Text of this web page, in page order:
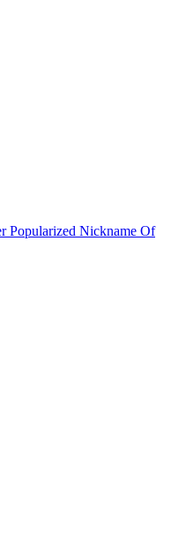
Popularized Nickname Of